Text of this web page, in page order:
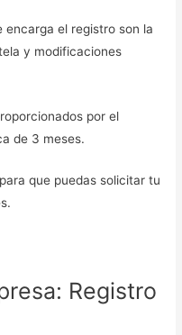
encarga el registro son la
y modificaciones
por el
de 3 meses.
para que puedas solicitar tu
Registro